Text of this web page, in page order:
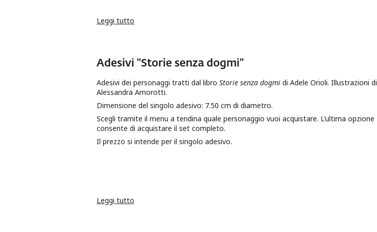
Leggi tutto
Adesivi "Storie senza dogmi"
Adesivi dei personaggi tratti dal libro Storie senza dogmi di Adele Orioli. Illustrazioni di
Alessandra Amorotti.
Dimensione del singolo adesivo: 7.50 cm di diametro.
Scegli tramite il menu a tendina quale personaggio vuoi acquistare. L’ultima opzione
consente di acquistare il set completo.
Il prezzo si intende per il singolo adesivo.
Leggi tutto